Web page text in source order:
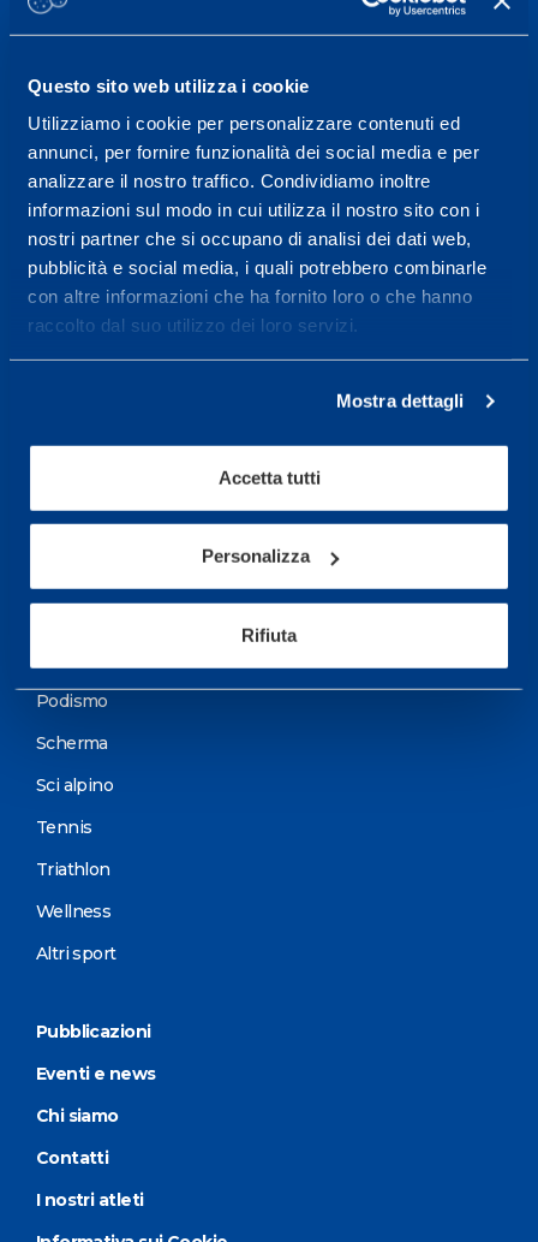
Questo sito web utilizza i cookie
Utilizziamo i cookie per personalizzare contenuti ed
annunci, per fornire funzionalità dei social media e per
analizzare il nostro traffico. Condividiamo inoltre
informazioni sul modo in cui utilizza il nostro sito con i
nostri partner che si occupano di analisi dei dati web,
pubblicità e social media, i quali potrebbero combinarle
con altre informazioni che ha fornito loro o che hanno
raccolto dal suo utilizzo dei loro servizi.
Mostra dettagli
Accetta tutti
Personalizza
Rifiuta
Centro servizi per l'alta
prestazione ed il
wellness.
Maggiori informazioni
Servizi
Servizi Medici
Test di valutazione
Podismo
Scherma
Sci alpino
Tennis
Triathlon
Wellness
Altri sport
Pubblicazioni
Eventi e news
Chi siamo
Contatti
I nostri atleti